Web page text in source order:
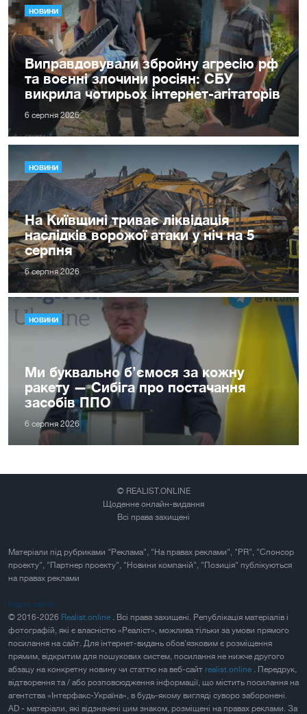
НОВИНИ
Виправдовували збройну агресію рф
та воєнні злочини росіян: СБУ
викрила чотирьох інтернет-агітаторів
6 серпня 2026
НОВИНИ
На Київщині триває ліквідація
наслідків ворожої атаки у ніч на 5
серпня
6 серпня 2026
НОВИНИ
Ми буквально б’ємося за кожну
ракету — Сибіга про постачання
засобів ППО
6 серпня 2026
© REALIST.ONLINE
Щоденне онлайн-видання
Всі права захищені
Матеріали під рубриками "Реклама", "На правах реклами", "PR", "Спонсор
проекту", "Партнер проекту", "Новини компаній", "Позиція" публікуються
на правах реклами
Карта сайта
© 2016-2026 Realist.online . Всі права захищені. Републікація матеріалів і
фотографій, які є власністю «Реаліст», можлива тільки за умови прямого
посилання на сайт. Для інтернет-видань обов'язковим є розміщення
прямим, відкритим для пошукових систем, посилання не нижче другого
абзацу на конкретну новину чи статтю на веб-сайт realist.online . Передрук,
відтворення та / або розповсюдження інформації, що містить посилання на
агентства «Інтерфакс-Україна», в будь-якому вигляді суворо заборонені.
AD - матеріали, які відзначені цим знаком, розміщені на правах реклами. За